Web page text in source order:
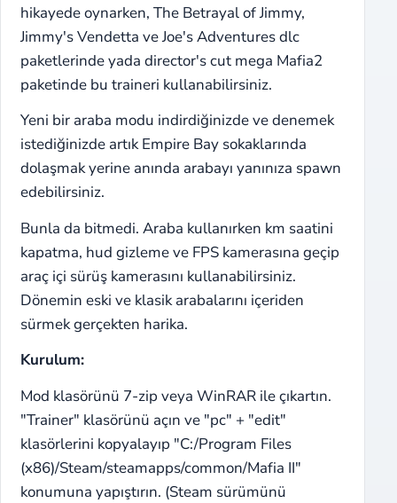
hikayede oynarken, The Betrayal of Jimmy,
Jimmy's Vendetta ve Joe's Adventures dlc
paketlerinde yada director's cut mega Mafia2
paketinde bu traineri kullanabilirsiniz.
Yeni bir araba modu indirdiğinizde ve denemek
istediğinizde artık Empire Bay sokaklarında
dolaşmak yerine anında arabayı yanınıza spawn
edebilirsiniz.
Bunla da bitmedi. Araba kullanırken km saatini
kapatma, hud gizleme ve FPS kamerasına geçip
araç içi sürüş kamerasını kullanabilirsiniz.
Dönemin eski ve klasik arabalarını içeriden
sürmek gerçekten harika.
Kurulum:
Mod klasörünü 7-zip veya WinRAR ile çıkartın.
"Trainer" klasörünü açın ve "pc" + "edit"
klasörlerini kopyalayıp "C:/Program Files
(x86)/Steam/steamapps/common/Mafia II"
konumuna yapıştırın. (Steam sürümünü